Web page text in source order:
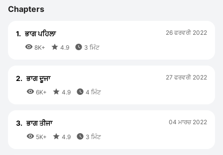
Chapters
1. ਭਾਗ ਪਹਿਲਾ
 8K+  4.9  3 ਮਿੰਟ
26 ਫਰਵਰੀ 2022
2. ਭਾਗ ਦੂਜਾ
 6K+  4.9  4 ਮਿੰਟ
27 ਫਰਵਰੀ 2022
3. ਭਾਗ ਤੀਜਾ
 5K+  4.9  3 ਮਿੰਟ
04 ਮਾਰਚ 2022